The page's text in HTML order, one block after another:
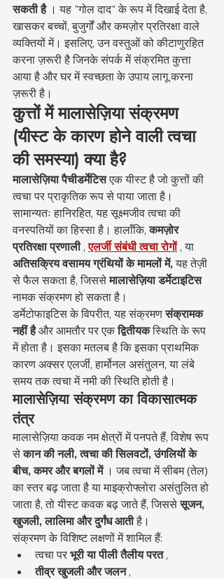
सकती है । यह "गोल दाद" के रूप में दिखाई देता है,
खासकर बच्चों, बुजुर्गों और कमज़ोर प्रतिरक्षा वाले
व्यक्तियों में। इसलिए, उन वस्तुओं को कीटाणुरहित
करना ज़रूरी है जिनके संपर्क में संक्रमित कुत्ता
आया है और घर में स्वच्छता के उपाय लागू करना
ज़रूरी है।
कुत्तों में मालासेज़िया संक्रमण
(यीस्ट के कारण होने वाली त्वचा
की समस्या) क्या है?
मालासेज़िया पैचीडर्मेटिस एक यीस्ट है जो कुत्तों की
त्वचा पर प्राकृतिक रूप से पाया जाता है।
सामान्यतः हानिरहित, यह सूक्ष्मजीव त्वचा की
वनस्पतियों का हिस्सा है। हालाँकि, कमज़ोर
प्रतिरक्षा प्रणाली , एलर्जी संबंधी त्वचा रोगों , या
अतिसक्रिय वसामय ग्रंथियों के मामलों में, यह तेज़ी
से फैल सकता है, जिससे मालासेज़िया डर्मेटाइटिस
नामक संक्रमण हो सकता है।
डर्मेटोफाइटिस के विपरीत, यह संक्रमण संक्रामक
नहीं है और आमतौर पर एक द्वितीयक स्थिति के रूप
में होता है। इसका मतलब है कि इसका प्राथमिक
कारण अक्सर एलर्जी, हार्मोनल असंतुलन, या लंबे
समय तक त्वचा में नमी की स्थिति होती है।
मालासेज़िया संक्रमण का विकासात्मक
तंत्र
मालासेज़िया कवक नम क्षेत्रों में पनपते हैं, विशेष रूप
से कान की नली, त्वचा की सिलवटों, उंगलियों के
बीच, कमर और बगलों में । जब त्वचा में सीबम (तेल)
का स्तर बढ़ जाता है या माइक्रोफ्लोरा असंतुलित हो
जाता है, तो यीस्ट कवक बढ़ जाते हैं, जिससे सूजन,
खुजली, लालिमा और दुर्गंध आती है।
संक्रमण के विशिष्ट लक्षणों में शामिल हैं:
त्वचा पर भूरी या पीली तैलीय परत ,
तीव्र खुजली और जलन ,